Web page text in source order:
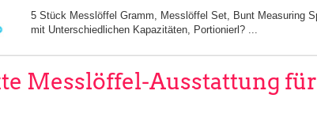
5 Stück Messlöffel Gramm, Messlöffel Set, Bunt Measuring
mit Unterschiedlichen Kapazitäten, Portionierl? ...
Messlöffel-Ausstattung